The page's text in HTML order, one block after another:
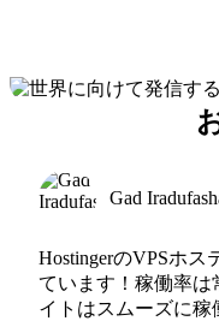
Gad
HostingerのVPSホス
ています！稼働率は
イトはスムーズに